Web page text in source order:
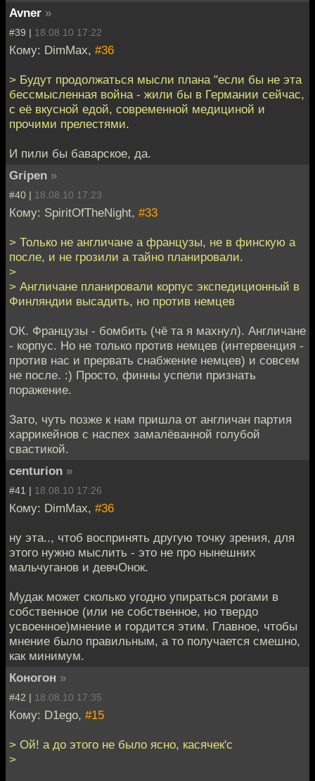
Avner »
#39 | 18.08.10 17:22
Кому: DimMax, #36
> Будут продолжаться мысли плана "если бы не эта
бессмысленная война - жили бы в Германии сейчас,
с её вкусной едой, современной медициной и
прочими прелестями.
И пили бы баварское, да.
Gripen »
#40 | 18.08.10 17:23
Кому: SpiritOfTheNight, #33
> Только не англичане а французы, не в финскую а
после, и не грозили а тайно планировали.
>
> Англичане планировали корпус экспедиционный в
Финляндии высадить, но против немцев
ОК. Французы - бомбить (чё та я махнул). Англичане
- корпус. Но не только против немцев (интервенция -
против нас и прервать снабжение немцев) и совсем
не после. :) Просто, финны успели признать
поражение.
Зато, чуть позже к нам пришла от англичан партия
харрикейнов с наспех замалёванной голубой
свастикой.
centurion »
#41 | 18.08.10 17:26
Кому: DimMax, #36
ну эта.., чтоб воспринять другую точку зрения, для
этого нужно мыслить - это не про нынешних
мальчуганов и девчОнок.
Мудак может сколько угодно упираться рогами в
собственное (или не собственное, но твердо
усвоенное)мнение и гордится этим. Главное, чтобы
мнение было правильным, а то получается смешно,
как минимум.
Коногон »
#42 | 18.08.10 17:35
Кому: D1ego, #15
> Ой! а до этого не было ясно, касячек'c
>